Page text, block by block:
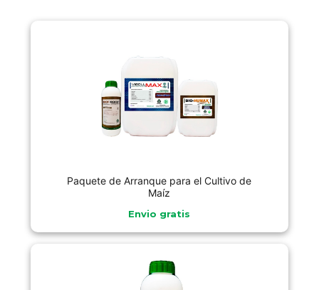
Paquete de Arranque para el Cultivo de
Maíz
Envio gratis